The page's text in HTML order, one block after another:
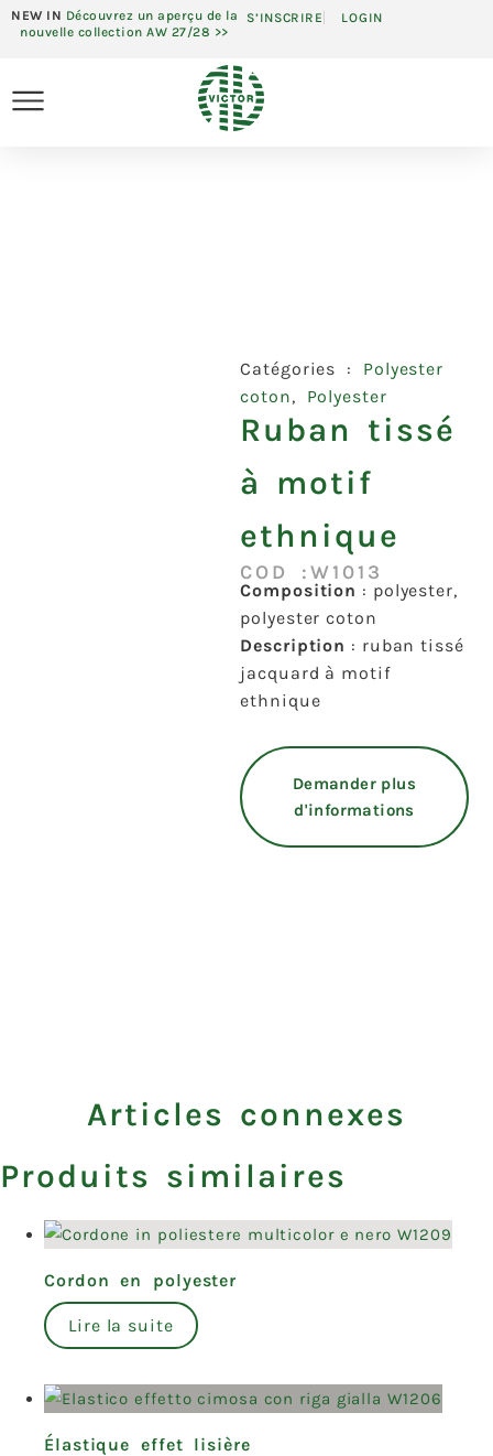
NEW IN Découvrez un aperçu de la
nouvelle collection AW 27/28 >>
S’INSCRIRE LOGIN
Catégories : Polyester
coton, Polyester
Ruban tissé
à motif
ethnique
COD :W1013
Composition : polyester,
polyester coton
Description : ruban tissé
jacquard à motif
ethnique
Demander plus
d'informations
Articles connexes
Produits similaires
Cordon en polyester
Lire la suite
Élastique effet lisière